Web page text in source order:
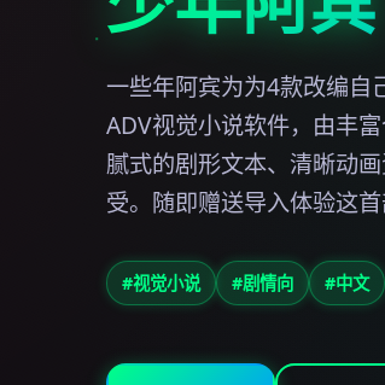
一些年阿宾为为4款改编自
ADV视觉小说软件，由丰
腻式的剧形文本、清晰动
受。随即赠送导入体验这
#视觉小说 #剧情向 #中文